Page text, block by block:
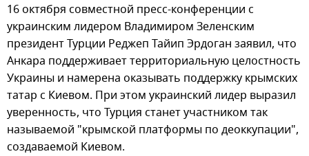
16 октября совместной пресс-конференции с
украинским лидером Владимиром Зеленским
президент Турции Реджеп Тайип Эрдоган заявил, что
Анкара поддерживает территориальную целостность
Украины и намерена оказывать поддержку крымских
татар с Киевом. При этом украинский лидер выразил
уверенность, что Турция станет участником так
называемой "крымской платформы по деоккупации",
создаваемой Киевом.